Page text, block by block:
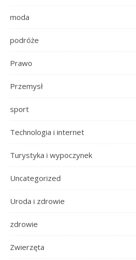
moda
podróże
Prawo
Przemysł
sport
Technologia i internet
Turystyka i wypoczynek
Uncategorized
Uroda i zdrowie
zdrowie
Zwierzęta